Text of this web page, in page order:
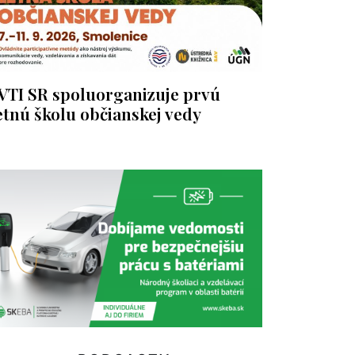
SR spoluorganizuje prvú
školu občianskej vedy